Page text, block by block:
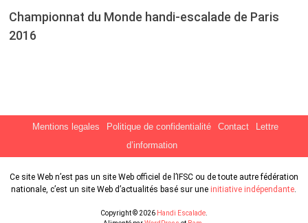
Championnat du Monde handi-escalade de Paris
2016
Mentions legales Politique de confidentialité Contact
Lettre
d’information
Ce site Web n’est pas un site Web officiel de l’IFSC ou de toute autre fédération
nationale, c’est un site Web d’actualités basé sur une initiative indépendante.
Copyright © 2026 Handi Escalade.